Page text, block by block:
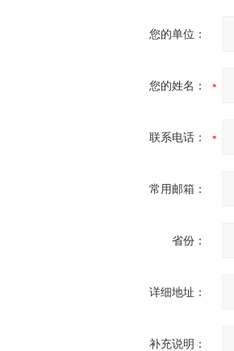
您的单位：
您的姓名：
联系电话：
常用邮箱：
省份：
详细地址：
补充说明：